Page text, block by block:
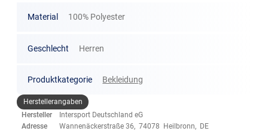
Material 100% Polyester
Geschlecht Herren
Produktkategorie Bekleidung
Herstellerangaben
Hersteller
Intersport Deutschland eG
Adresse
Wannenäckerstraße 36, 74078 Heilbronn, DE